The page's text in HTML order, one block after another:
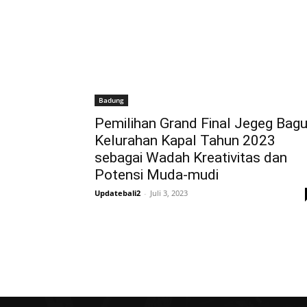
Badung
Pemilihan Grand Final Jegeg
Kelurahan Kapal Tahun 2023
sebagai Wadah Kreativitas dan
Potensi Muda-mudi
Updatebali2 - Juli 3, 2023